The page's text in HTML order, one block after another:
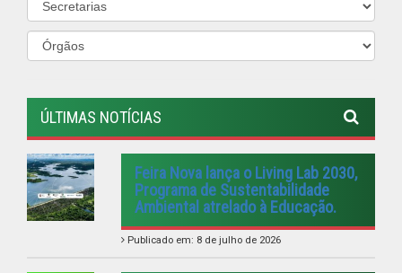
TODOS UNIDOS CONTRA O
MOSQUITO
VISITE A FEIRA AGROECOLÓGICA
Publicado em: 4 de janeiro de 2026